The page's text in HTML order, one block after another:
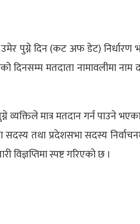
पुग्ने दिन (कट अफ डेट) निर्धारण
दिनसम्म मतदाता नामावलीमा नाम
व्यक्तिले मात्र मतदान गर्न पाउने
तथा प्रदेशसभा सदस्य
विज्ञप्तिमा स्पष्ट गरिएको छ ।